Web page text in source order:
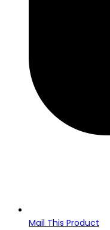
Mail This Product